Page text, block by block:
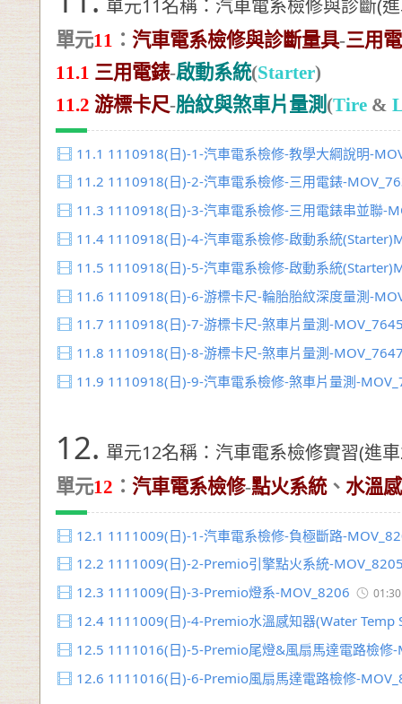
單元11名稱：汽車電系檢修與診斷(
單元11 ： 汽車電系檢修與診斷量具-三用
11.1 三用電錶-啟動系統(Starter)
11.2 游標卡尺-胎紋與煞車片量測 (Tire &
11.1 1110918(日)-1-汽車電系檢修-教學大綱說明-
11.2 1110918(日)-2-汽車電系檢修-三用電錶-
11.3 1110918(日)-3-汽車電系檢修-三用電錶串並聯-
11.4 1110918(日)-4-汽車電系檢修-啟動系統
11.5 1110918(日)-5-汽車電系檢修-啟動系統
11.6 1110918(日)-6-游標卡尺-輪胎胎紋深度量測-
11.7 1110918(日)-7-游標卡尺-煞車片量測-
11.8 1110918(日)-8-游標卡尺-煞車片量測-
11.9 1110918(日)-9-汽車電系檢修-煞車片量測-
12. 單元12名稱：汽車電系檢修實習(進
單元12 ： 汽車電系檢修-點火系統、 水溫
12.1 1111009(日)-1-汽車電系檢修-負極斷路-
12.2 1111009(日)-2-Premio引擎點火系統-
12.3 1111009(日)-3-Premio燈系-MOV_8206 01:30
12.4 1111009(日)-4-Premio水溫感知器(Water Temp
12.5 1111016(日)-5-Premio尾燈&風扇馬達電路檢修
12.6 1111016(日)-6-Premio風扇馬達電路檢修-